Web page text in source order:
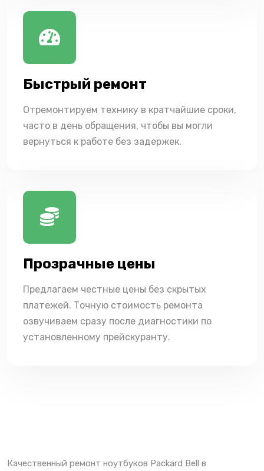
Быстрый ремонт
Отремонтируем технику в кратчайшие сроки,
часто в день обращения, чтобы вы могли
вернуться к работе без задержек.
Прозрачные цены
Предлагаем честные цены без скрытых
платежей. Точную стоимость ремонта
озвучиваем сразу после диагностики по
установленному прейскуранту.
Качественный ремонт ноутбуков Packard Bell в